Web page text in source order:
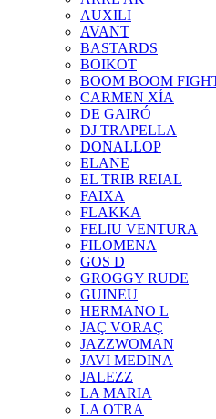
AUXILI
AVANT
BASTARDS
BOIKOT
BOOM BOOM
CARMEN XÍA
DE GAIRÓ
DJ TRAPELLA
DONALLOP
ELANE
EL TRIB REIAL
FAIXA
FLAKKA
FELIU VENTURA
FILOMENA
GOS D
GROGGY RUDE
GUINEU
HERMANO L
JAÇ VORAÇ
JAZZWOMAN
JAVI MEDINA
JALEZZ
LA MARIA
LA OTRA